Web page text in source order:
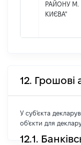
РАЙОНУ М.
КИЄВА"
12. Грошові
У суб'єкта
об'єкти для
12.1.